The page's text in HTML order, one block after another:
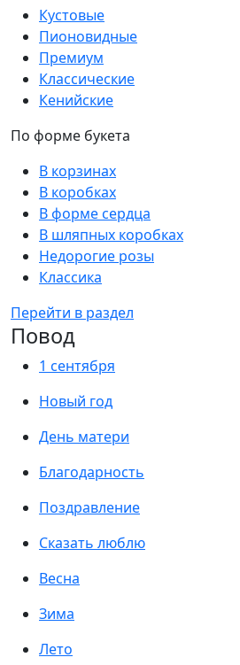
Кустовые
Пионовидные
Премиум
Классические
Кенийские
По форме букета
В корзинах
В коробках
В форме сердца
В шляпных коробках
Недорогие розы
Классика
Перейти в раздел
Повод
1 сентября
Новый год
День матери
Благодарность
Поздравление
Сказать люблю
Весна
Зима
Лето